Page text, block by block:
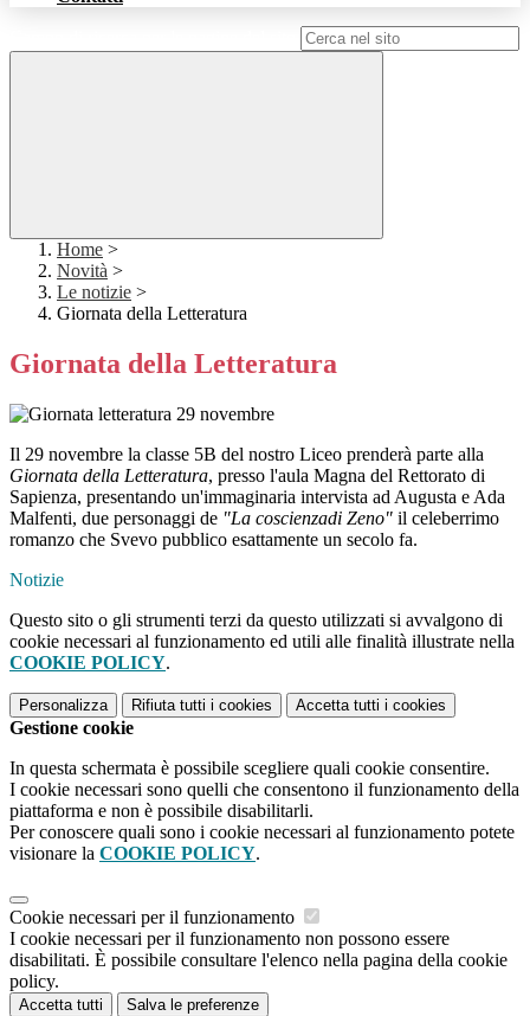
Home >
Novità >
Le notizie >
Giornata della Letteratura
Giornata della Letteratura
Il 29 novembre la classe 5B del nostro Liceo prenderà parte alla
Giornata della Letteratura, presso l'aula Magna del Rettorato di
Sapienza, presentando un'immaginaria intervista ad Augusta e Ada
Malfenti, due personaggi de "La coscienzadi Zeno" il celeberrimo
romanzo che Svevo pubblico esattamente un secolo fa.
Notizie
Questo sito o gli strumenti terzi da questo utilizzati si avvalgono di
cookie necessari al funzionamento ed utili alle finalità illustrate nella
COOKIE POLICY.
Personalizza Rifiuta tutti i cookies Accetta tutti i cookies
Gestione cookie
In questa schermata è possibile scegliere quali cookie consentire.
I cookie necessari sono quelli che consentono il funzionamento della
piattaforma e non è possibile disabilitarli.
Per conoscere quali sono i cookie necessari al funzionamento potete
visionare la COOKIE POLICY.
Cookie necessari per il funzionamento
I cookie necessari per il funzionamento non possono essere
disabilitati. È possibile consultare l'elenco nella pagina della cookie
policy.
Accetta tutti Salva le preferenze